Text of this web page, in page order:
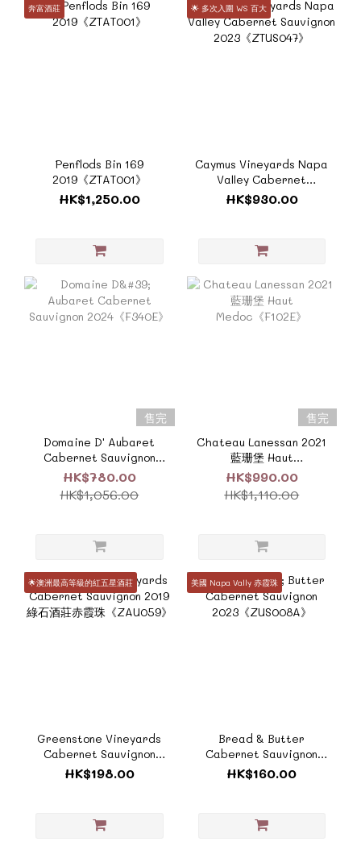
奔富酒莊
Penflods Bin 169
2019《ZTAT001》
HK$1,250.00
🌟 多次入圍 WS 百大
Caymus Vineyards Napa
Valley Cabernet
Sauvignon
2023《ZTUS047》
HK$930.00
售完
Domaine D' Aubaret
Cabernet Sauvignon
2024《F340E》
HK$780.00
HK$1,056.00
售完
Chateau Lanessan 2021
藍珊堡 Haut
Medoc《F102E》
HK$990.00
HK$1,110.00
🌟澳洲最高等級的紅五星酒莊
Greenstone Vineyards
Cabernet Sauvignon
2019 綠石酒莊赤霞珠
《ZAU059》
HK$198.00
美國 Napa Vally 赤霞珠
Bread & Butter
Cabernet Sauvignon
2023《ZUS008A》
HK$160.00